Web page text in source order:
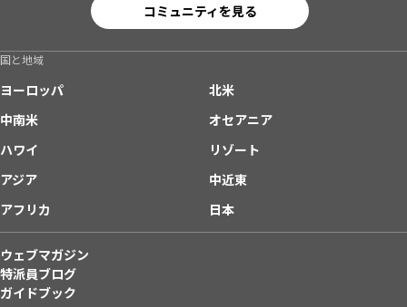
コミュニティを見る
国と地域
ヨーロッパ
北米
中南米
オセアニア
ハワイ
リゾート
アジア
中近東
アフリカ
日本
ウェブマガジン
特派員ブログ
ガイドブック